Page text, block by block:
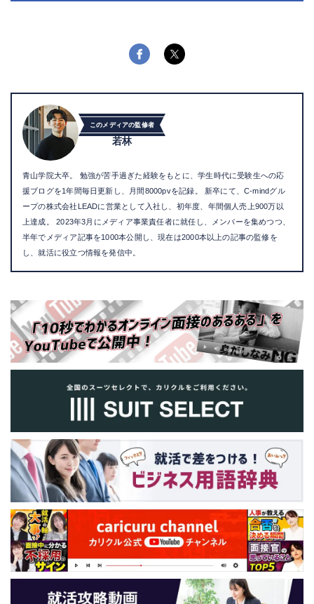
このメディアの監修者
若林
青山学院大卒。 勉強が苦手過ぎた経験をもとに、学生時代に受験生への応
援ブログを1年間毎日更新し、月間8000pvを記録。 新卒にて、C-mindグル
ープの株式会社LEADに営業として入社し、初年度、年間個人売上900万以
上達成。 2023年3月にメディア事業責任者に就任し、メンバーを集めつつ、
半年でメディア記事を1000本公開し、現在は2000本以上の記事の監修を
し、就活に役立つ情報を発信中。